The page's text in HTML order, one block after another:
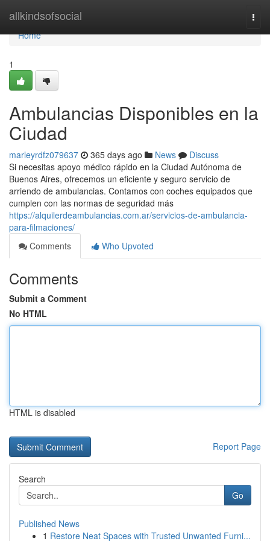
allkindsofsocial
Home
Home
1
Ambulancias Disponibles en la
Ciudad
marleyrdfz079637 365 days ago News
Discuss
Si necesitas apoyo médico rápido en la Ciudad Autónoma de
Buenos Aires, ofrecemos un eficiente y seguro servicio de
arriendo de ambulancias. Contamos con coches equipados que
cumplen con las normas de seguridad más
https://alquilerdeambulancias.com.ar/servicios-de-ambulancia-
para-filmaciones/
Comments
Who Upvoted
Comments
Submit a Comment
No HTML
HTML is disabled
Report Page
Search
Go
Published News
1 Restore Neat Spaces with Trusted Unwanted Furni...